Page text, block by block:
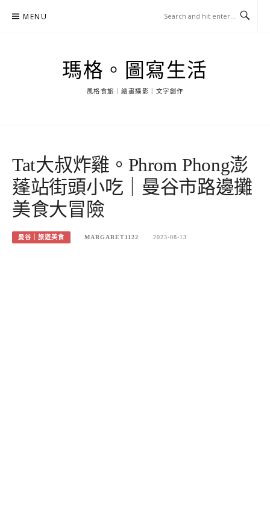
MENU
瑪格。圖寫生活
風格食旅｜繪畫攝影｜文字創作
Tat大叔炸雞。Phrom Phong澎
蓬站街頭小吃｜曼谷市路邊攤
美食大冒險
曼谷｜旅遊美食 MARGARET1122 2023-08-13